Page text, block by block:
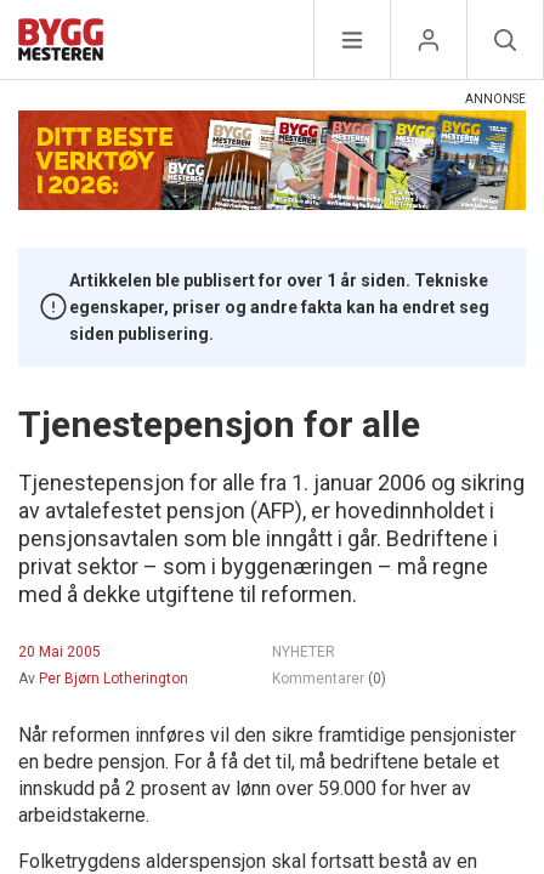
Artikkelen ble publisert for over 1 år siden. Tekniske
egenskaper, priser og andre fakta kan ha endret seg
siden publisering.
Tjenestepensjon for alle
Tjenestepensjon for alle fra 1. januar 2006 og sikring
av avtalefestet pensjon (AFP), er hovedinnholdet i
pensjonsavtalen som ble inngått i går. Bedriftene i
privat sektor – som i byggenæringen – må regne
med å dekke utgiftene til reformen.
20 Mai 2005
NYHETER
Av Per Bjørn Lotherington Kommentarer (0)
Når reformen innføres vil den sikre framtidige pensjonister
en bedre pensjon. For å få det til, må bedriftene betale et
innskudd på 2 prosent av lønn over 59.000 for hver av
arbeidstakerne.
Folketrygdens alderspensjon skal fortsatt bestå av en